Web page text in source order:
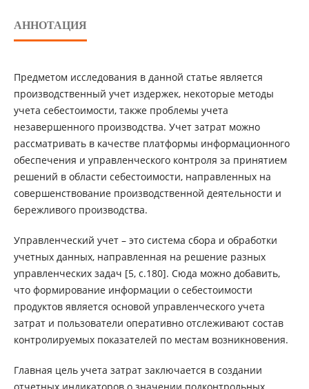
АННОТАЦИЯ
Предметом исследования в данной статье является
производственный учет издержек, некоторые методы
учета себестоимости, также проблемы учета
незавершенного производства. Учет затрат можно
рассматривать в качестве платформы информационного
обеспечения и управленческого контроля за принятием
решений в области себестоимости, направленных на
совершенствование производственной деятельности и
бережливого производства.
Управленческий учет – это система сбора и обработки
учетных данных, направленная на решение разных
управленческих задач [5, с.180]. Сюда можно добавить,
что формирование информации о себестоимости
продуктов является основой управленческого учета
затрат и пользователи оперативно отслеживают состав
контролируемых показателей по местам возникновения.
Главная цель учета затрат заключается в создании